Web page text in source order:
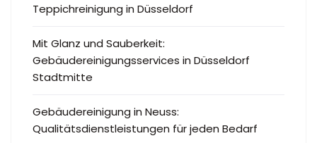
Teppichreinigung in Düsseldorf
Mit Glanz und Sauberkeit:
Gebäudereinigungsservices in Düsseldorf
Stadtmitte
Gebäudereinigung in Neuss:
Qualitätsdienstleistungen für jeden Bedarf